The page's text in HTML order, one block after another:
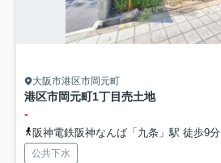
大阪市港区市岡元町
港区市岡元町1丁目売土地
-
阪神電鉄阪神なんば「九条」駅 徒歩9分
公共下水